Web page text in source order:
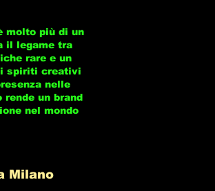
molto più di un
il legame tra
rare e un
spiriti creativi
nelle
un brand
nel mondo
Milano